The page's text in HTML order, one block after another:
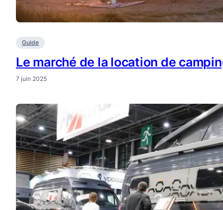
Guide
Le marché de la location de
7 juin 2025